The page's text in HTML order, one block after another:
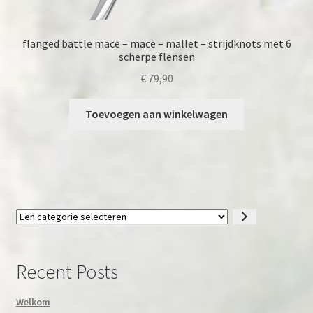
flanged battle mace – mace – mallet – strijdknots met 6
scherpe flensen
€79,90
Toevoegen aan winkelwagen
Een
Recent Posts
Welkom